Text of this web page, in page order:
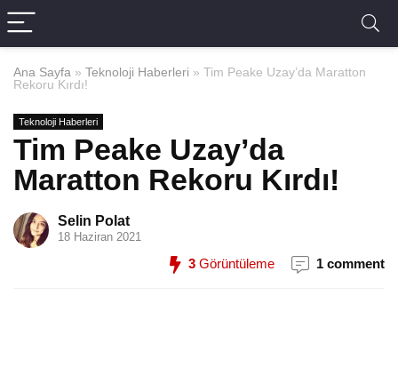
Ana Sayfa » Teknoloji Haberleri » Tim Peake Uzay’da Maratton
Rekoru Kırdı!
Teknoloji Haberleri
Tim Peake Uzay’da
Maratton Rekoru Kırdı!
Selin Polat
18 Haziran 2021
3 Görüntüleme 1 comment